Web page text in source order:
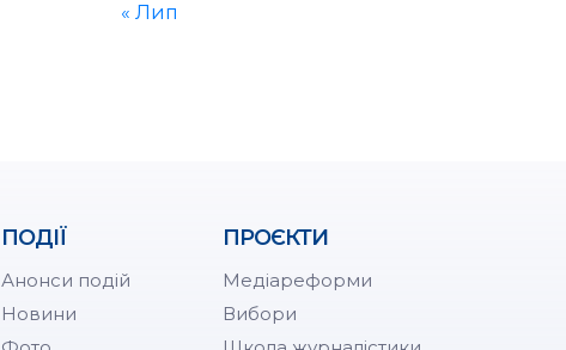
« Лип
ПОДІЇ
Анонси подій
Новини
ПРОЄКТИ
Медіареформи
Вибори